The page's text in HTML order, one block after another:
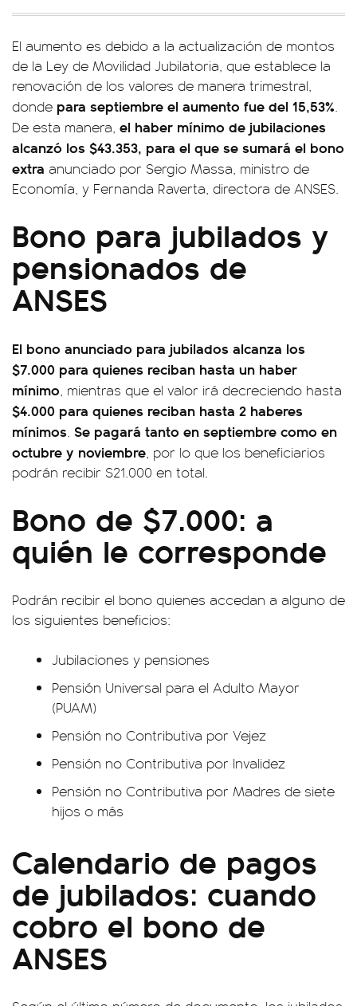
El aumento es debido a la actualización de montos
de la Ley de Movilidad Jubilatoria, que establece la
renovación de los valores de manera trimestral,
donde para septiembre el aumento fue del 15,53%.
De esta manera, el haber mínimo de jubilaciones
alcanzó los $43.353, para el que se sumará el bono
extra anunciado por Sergio Massa, ministro de
Economía, y Fernanda Raverta, directora de ANSES.
Bono para jubilados y
pensionados de
ANSES
El bono anunciado para jubilados alcanza los
$7.000 para quienes reciban hasta un haber
mínimo, mientras que el valor irá decreciendo hasta
$4.000 para quienes reciban hasta 2 haberes
mínimos. Se pagará tanto en septiembre como en
octubre y noviembre, por lo que los beneficiarios
podrán recibir $21.000 en total.
Bono de $7.000: a
quién le corresponde
Podrán recibir el bono quienes accedan a alguno de
los siguientes beneficios:
Jubilaciones y pensiones
Pensión Universal para el Adulto Mayor
(PUAM)
Pensión no Contributiva por Vejez
Pensión no Contributiva por Invalidez
Pensión no Contributiva por Madres de siete
hijos o más
Calendario de pagos
de jubilados: cuando
cobro el bono de
ANSES